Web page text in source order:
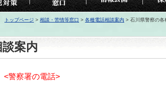
トップページ > 相談・苦情等窓口 > 各種電話相談案内 > 石川県警察の各
案内
<警察署の電話>